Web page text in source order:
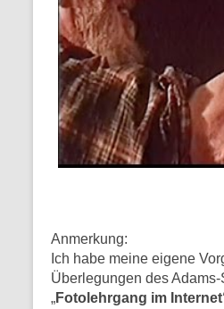
Anmerkung:
Ich habe meine eigene
Überlegungen des
„Fotolehrgang im